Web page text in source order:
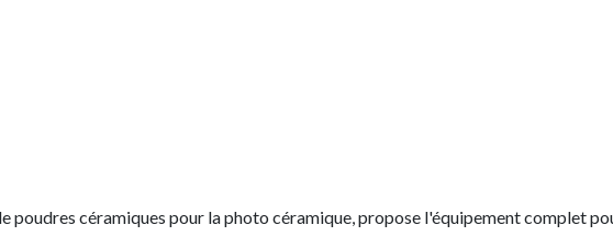
poudres céramiques pour la photo céramique, propose l'équipement complet